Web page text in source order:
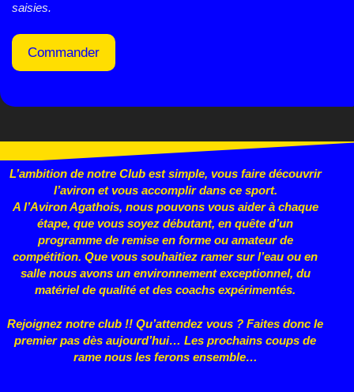
saisies.
Commander
L’ambition de notre Club est simple, vous faire découvrir
l’aviron et vous accomplir dans ce sport.
A l’Aviron Agathois, nous pouvons vous aider à chaque
étape, que vous soyez débutant, en quête d’un
programme de remise en forme ou amateur de
compétition. Que vous souhaitiez ramer sur l’eau ou en
salle nous avons un environnement exceptionnel, du
matériel de qualité et des coachs expérimentés.
Rejoignez notre club !! Qu’attendez vous ? Faites donc le
premier pas dès aujourd’hui… Les prochains coups de
rame nous les ferons ensemble…